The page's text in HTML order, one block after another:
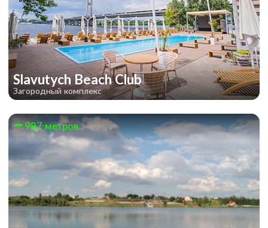
Slavutych Beach Club
Загородный комплекс
987 метров